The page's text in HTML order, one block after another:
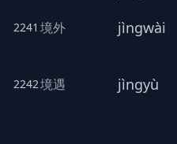
2241 境外 jìngwài
2242境遇 jìngyù